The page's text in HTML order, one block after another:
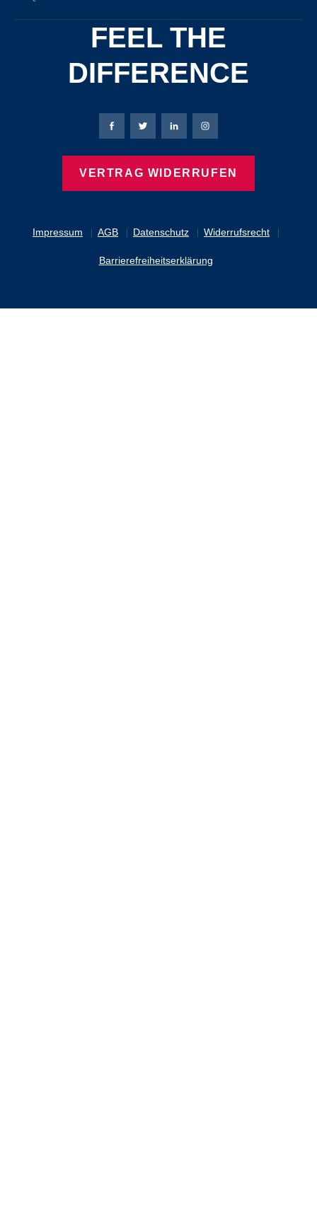
FEEL THE
DIFFERENCE
Impressum AGB Datenschutz Widerrufsrecht
Barrierefreiheitserklärung
Bierbaum-Proenen Facebook-Seite
Bierbaum-Proenen Twitter Seite
Bierbaum-Proenen LinkedIn
Bierbaum-Proenen
VERTRAG WIDERRUFEN